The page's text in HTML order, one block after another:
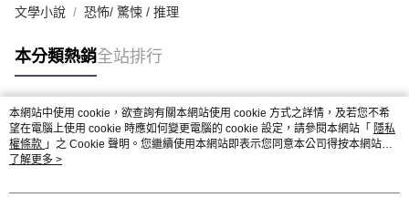
文學小說 恐怖/ 驚悚 / 推理
本分類熱銷全站排行
熱門標籤
本網站中使用 cookie，欲查詢有關本網站使用 cookie 方式之詳情，及若您不希
望在電腦上使用 cookie 時應如何變更電腦的 cookie 設定，請參閱本網站「 隱私
權條款 」之 Cookie 聲明。您繼續使用本網站即表示您同意本公司得按本網站使
用條款之 Cookie 聲明使用 cookie。
了解更多 >